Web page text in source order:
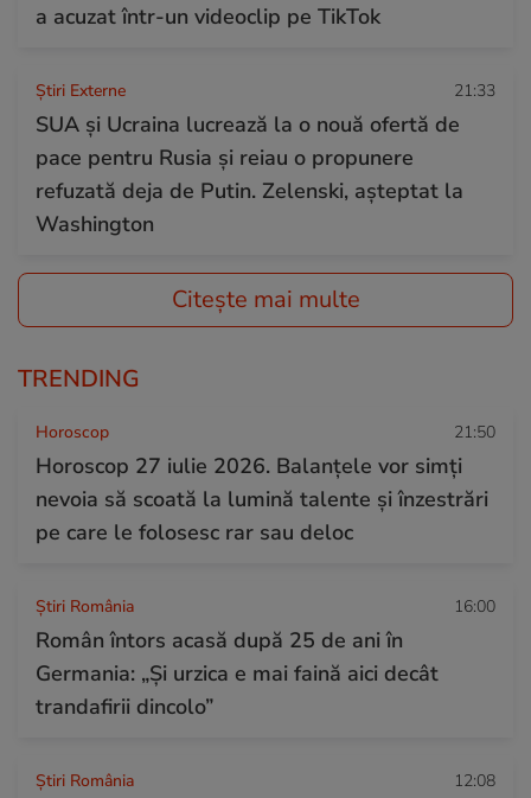
a acuzat într-un videoclip pe TikTok
Știri Externe 21:33
SUA și Ucraina lucrează la o nouă ofertă de
pace pentru Rusia și reiau o propunere
refuzată deja de Putin. Zelenski, așteptat la
Washington
Citește mai multe
TRENDING
Horoscop 21:50
Horoscop 27 iulie 2026. Balanțele vor simți
nevoia să scoată la lumină talente și înzestrări
pe care le folosesc rar sau deloc
Știri România 16:00
Român întors acasă după 25 de ani în
Germania: „Și urzica e mai faină aici decât
trandafirii dincolo”
Știri România 12:08